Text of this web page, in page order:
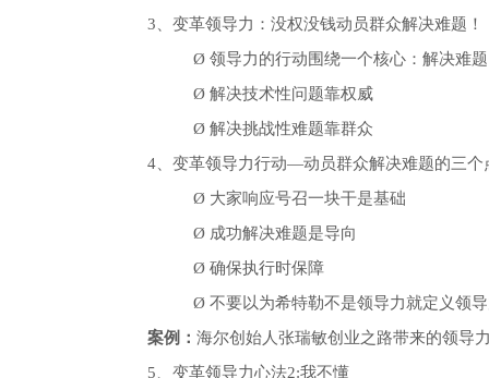
3、变革领导力：没权没钱动员群众解决难题！
Ø 领导力的行动围绕一个核心：解决难题
Ø 解决技术性问题靠权威
Ø 解决挑战性难题靠群众
4、变革领导力行动—动员群众解决难题的三个
Ø 大家响应号召一块干是基础
Ø 成功解决难题是导向
Ø 确保执行时保障
Ø 不要以为希特勒不是领导力就定义领
案例： 海尔创始人张瑞敏创业之路带来的领导
5、变革领导力心法2:我不懂